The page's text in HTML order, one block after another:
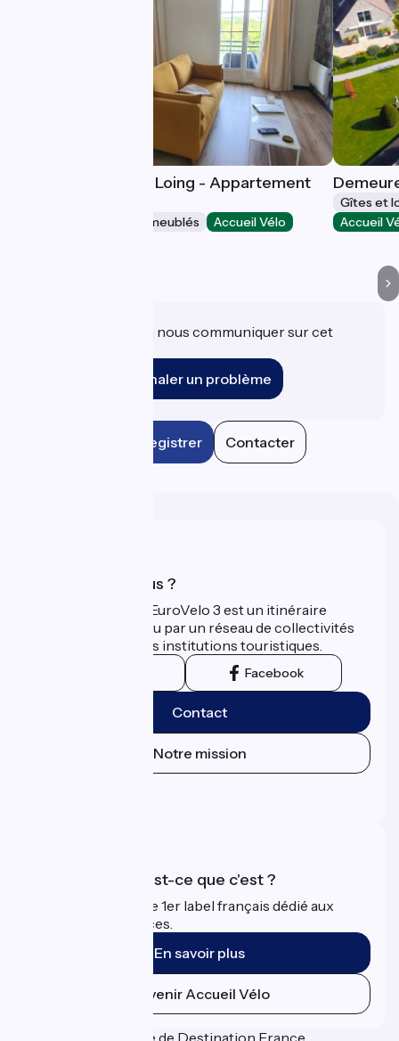
Ambiance Seine & Loing - Appartement
Gîtes et locations de meublés Accueil Vélo
Gîtes et
Accueil
Une information à nous communiquer sur cet
Signaler un problème
Enregistrer Contacter
Qui sommes-nous ?
La Scandibérique-EuroVelo 3 est un itinéraire
développé et promu par un réseau de collectivités
territoriales et leurs institutions touristiques.
Facebook
Contact
Notre mission
Accueil Vélo qu'est-ce que c'est ?
Accueil Vélo c'est le 1er label français dédié aux
cyclistes en vacances.
En savoir plus
Devenir Accueil Vélo